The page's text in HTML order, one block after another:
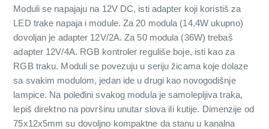
Moduli se napajaju na 12V DC, isti adapter koji koristiš za
LED trake napaja i module. Za 20 modula (14,4W ukupno)
dovoljan je adapter 12V/2A. Za 50 modula (36W) trebaš
adapter 12V/4A. RGB kontroler reguliše boje, isti kao za
RGB traku. Moduli se povezuju u seriju žicama koje dolaze
sa svakim modulom, jedan ide u drugi kao novogodišnje
lampice. Na poleđini svakog modula je samolepljiva traka,
lepiš direktno na površinu unutar slova ili kutije. Dimenzije od
75x12x5mm su dovoljno kompaktne da stanu u kanalna